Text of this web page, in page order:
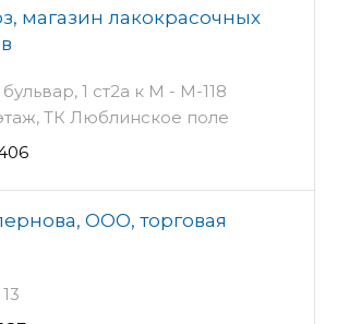
магазин лакокрасочных
1 ст2а к М - М-118
ТК Люблинское поле
ООО, торговая